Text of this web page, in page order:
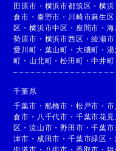
田原市 ・ 横浜市都筑区 ・横浜
倉市 ・ 秦野市 ・ 川崎市麻生区
区 ・横浜市中区 ・ 座間市 ・海
勢原市 ・ 横浜市西区 ・綾瀬市
愛川町 ・ 葉山町 ・ 大磯町 ・湯
町 ・ 山北町 ・松田町 ・中井町
千葉県
千葉市 ・ 船橋市 ・ 松戸市 ・市
倉市 ・ 八千代市 ・ 千葉市花
区 ・流山市 ・野田市 ・千葉市
津市 ・ 成田市 ・千葉市緑区 ・